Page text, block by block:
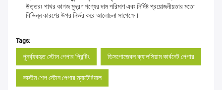
উত্তরঃ পাথর কাগজ মুদ্রণ পণ্যের দাম পরিমাণ এবং নির্দিষ্ট প্রয়োজনীয়তার মতো
বিভিন্ন কারণের উপর নির্ভর করে আলোচনা সাপেক্ষে।
Tags:
পুনর্ব্যবহৃত স্টোন পেপার প্রিন্টিং ডিসপোজেবল ক্যালসিয়াম কার্বনেট পেপার
কাস্টম শেপ স্টোন পেপার ম্যাটেরিয়াল